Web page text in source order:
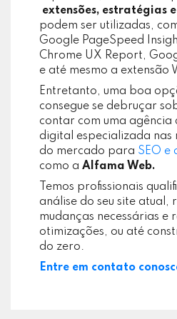
extensões, estratégias
podem ser utilizadas,
Google PageSpeed
Chrome UX Report,
e até mesmo a extensão
Entretanto, uma boa
consegue se debruçar
contar com uma agência
digital especializada nas
do mercado para SEO e
como a Alfama Web.
Temos profissionais
análise do seu site atual,
mudanças necessárias e
otimizações, ou até
do zero.
Entre em contato